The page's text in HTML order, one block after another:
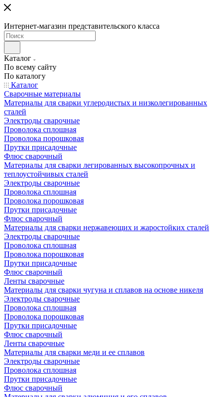
Интернет-магазин представительского класса
Каталог
По всему сайту
По каталогу
Каталог
Сварочные материалы
Материалы для сварки углеродистых и низколегированных
сталей
Электроды сварочные
Проволока сплошная
Проволока порошковая
Прутки присадочные
Флюс сварочный
Материалы для сварки легированных высокопрочных и
теплоустойчивых сталей
Электроды сварочные
Проволока сплошная
Проволока порошковая
Прутки присадочные
Флюс сварочный
Материалы для сварки нержавеющих и жаростойких сталей
Электроды сварочные
Проволока сплошная
Проволока порошковая
Прутки присадочные
Флюс сварочный
Ленты сварочные
Материалы для сварки чугуна и сплавов на основе никеля
Электроды сварочные
Проволока сплошная
Проволока порошковая
Прутки присадочные
Флюс сварочный
Ленты сварочные
Материалы для сварки меди и ее сплавов
Электроды сварочные
Проволока сплошная
Прутки присадочные
Флюс сварочный